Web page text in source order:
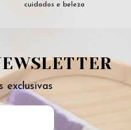
cuidados e beleza
exclusivas